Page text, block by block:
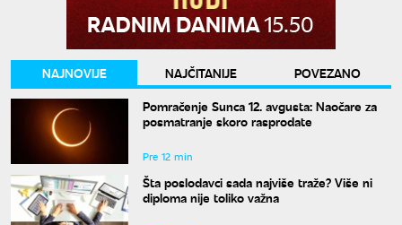
NAJNOVIJE NAJČITANIJE
POVEZANO
Pomračenje Sunca 12. avgusta: Naočare za
posmatranje skoro rasprodate
Pre 12 min
Šta poslodavci sada najviše traže? Više ni
diploma nije toliko važna